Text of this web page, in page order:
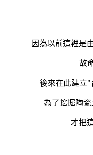
因為以前這裡是
故
後來在此建立"
為了挖掘陶
才把